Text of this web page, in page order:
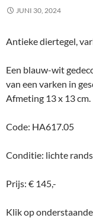
JUNI 30, 2024
Antieke diertegel,
Een blauw-wit
van een varken in
Afmeting 13 x 13 cm.
Code: HA617.05
Conditie: lichte
Prijs: € 145,-
Klik op